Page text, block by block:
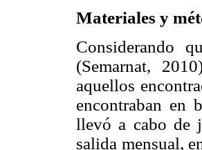
Materiales y
Considerando
(Semarnat,
aquellos
encontraban en
llevó a cabo de
salida mensual,